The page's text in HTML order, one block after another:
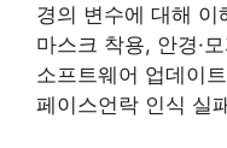
경의 변수에 대해 이
마스크 착용, 안경·
소프트웨어 업데이
페이스언락 인식 실